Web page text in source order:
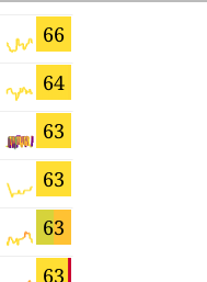
66
64
63
63
63
63